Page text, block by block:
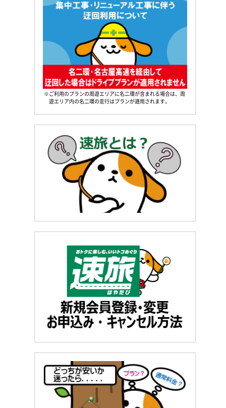
※ご利用のプランの周遊エリアに名二環が含まれる場合は、周
遊エリア内の名二環の走行はプランが適用されます。